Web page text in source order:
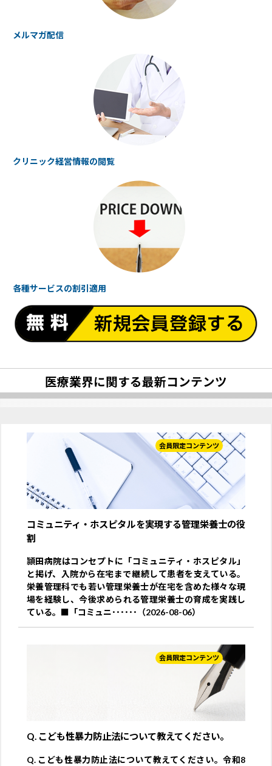
メルマガ配信
クリニック経営情報の閲覧
各種サービスの割引適用
医療業界に関する最新コンテンツ
会員限定コンテンツ
コミュニティ・ホスピタルを実現する管理栄養士の役
割
頴田病院はコンセプトに「コミュニティ・ホスピタル」
と掲げ、入院から在宅まで継続して患者を支えている。
栄養管理科でも若い管理栄養士が在宅を含めた様々な現
場を経験し、今後求められる管理栄養士の育成を実践し
ている。■「コミュニ･･････（2026-08-06）
会員限定コンテンツ
Q. こども性暴力防止法について教えてください。
Q. こども性暴力防止法について教えてください。令和8